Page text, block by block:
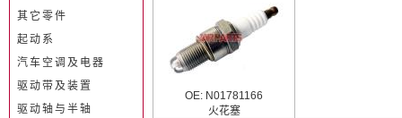
OE: N01781166
火花塞
其它零件
起动系
汽车空调及电器
驱动带及装置
驱动轴与半轴